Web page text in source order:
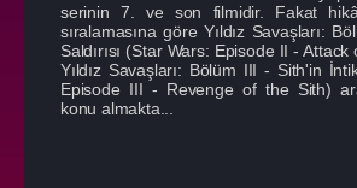
serinin 7. ve son filmidir. Fakat
sıralamasına göre Yıldız Savaşları:
Saldırısı (Star Wars: Episode II -
Yıldız Savaşları: Bölüm III - Sith'in
Episode III - Revenge of the Sith)
konu almakta...